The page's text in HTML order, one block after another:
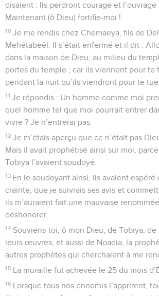
disaient : Ils perdront courage et l’ouvrage
Maintenant (ô Dieu) fortifie-moi !
10 Je me rendis chez Chemaeya, fils de
Mehétabeél. Il s’était enfermé et il dit :
dans la maison de Dieu, au milieu du
portes du temple ; car ils viennent pour te
pendant la nuit qu’ils viendront pour te
11 Je répondis : Un homme comme moi
quel homme tel que moi pourrait entrer
vivre ? Je n’entrerai pas.
12 Je m’étais aperçu que ce n’était pas
Mais il avait prophétisé ainsi sur moi,
Tobiya l’avaient soudoyé.
13 En le soudoyant ainsi, ils avaient espéré
crainte, que je suivrais ses avis et
ils m’auraient fait une mauvaise
déshonorer.
14 Souviens-toi, ô mon Dieu, de Tobiya, de
leurs œuvres, et aussi de Noadia, la
autres prophètes qui cherchaient à me
15 La muraille fut achevée le 25 du mois
16 Lorsque tous nos ennemis l’apprirent,